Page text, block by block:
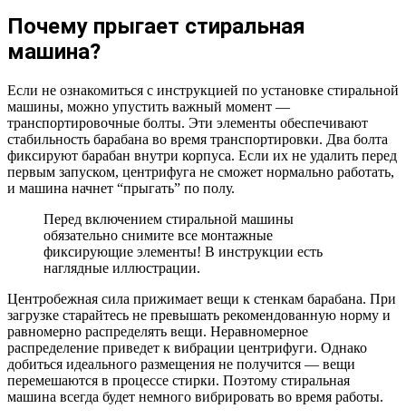
Почему прыгает стиральная
машина?
Если не ознакомиться с инструкцией по установке стиральной
машины, можно упустить важный момент —
транспортировочные болты. Эти элементы обеспечивают
стабильность барабана во время транспортировки. Два болта
фиксируют барабан внутри корпуса. Если их не удалить перед
первым запуском, центрифуга не сможет нормально работать,
и машина начнет “прыгать” по полу.
Перед включением стиральной машины
обязательно снимите все монтажные
фиксирующие элементы! В инструкции есть
наглядные иллюстрации.
Центробежная сила прижимает вещи к стенкам барабана. При
загрузке старайтесь не превышать рекомендованную норму и
равномерно распределять вещи. Неравномерное
распределение приведет к вибрации центрифуги. Однако
добиться идеального размещения не получится — вещи
перемешаются в процессе стирки. Поэтому стиральная
машина всегда будет немного вибрировать во время работы.